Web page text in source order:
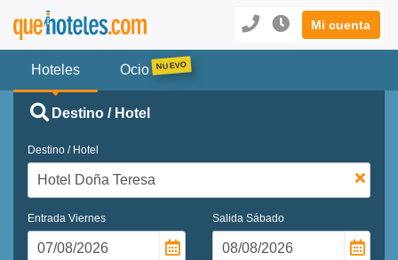
Mi cuenta
Hoteles Ocio
Destino / Hotel
Destino / Hotel
Entrada Viernes Salida Sábado